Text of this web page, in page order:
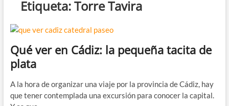
Etiqueta:Torre Tavira
Qué ver en Cádiz: la pequeña tacita de
plata
A la hora de organizar una viaje por la provincia de Cádiz, hay
que tener contemplada una excursión para conocer la capital.